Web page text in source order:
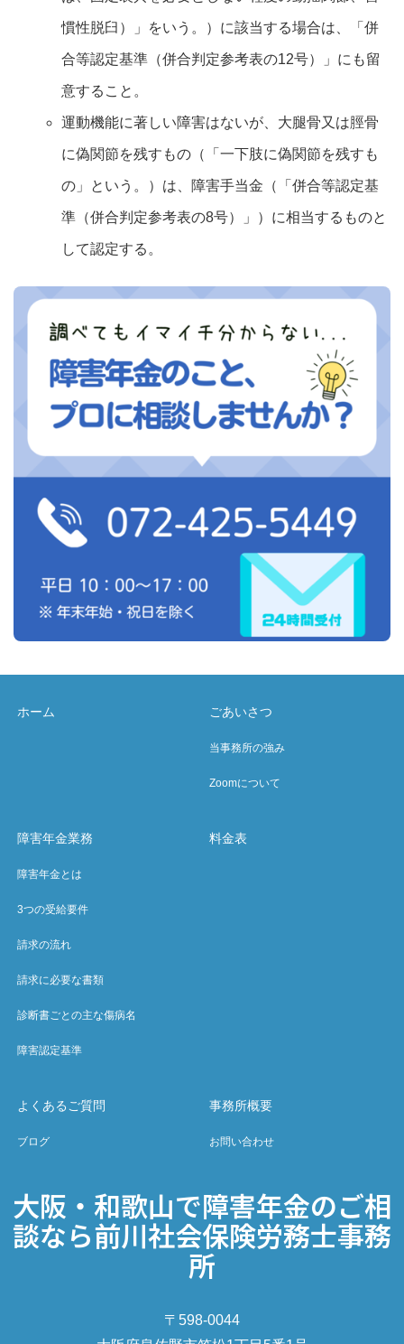
慣性脱臼）」をいう。）に該当する場合は、「併
合等認定基準（併合判定参考表の12号）」にも留
意すること。
運動機能に著しい障害はないが、大腿骨又は脛骨
に偽関節を残すもの（「一下肢に偽関節を残すも
の」という。）は、障害手当金（「併合等認定基
準（併合判定参考表の8号）」）に相当するものと
して認定する。
ホーム ごあいさつ
当事務所の強み
Zoomについて
障害年金業務
障害年金とは
3つの受給要件
請求の流れ
請求に必要な書類
診断書ごとの主な傷病名
障害認定基準
料金表
よくあるご質問
ブログ
事務所概要
お問い合わせ
大阪・和歌山で障害年金のご相
談なら前川社会保険労務士事務
所
〒598-0044